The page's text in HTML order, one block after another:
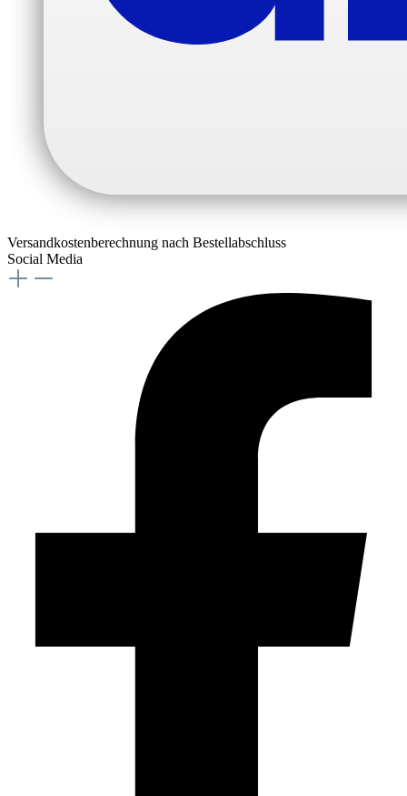
Versandkostenberechnung nach Bestellabschluss
Social Media